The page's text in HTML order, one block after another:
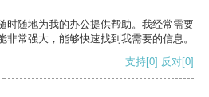
时随地为我的办公提供帮助。我经常需要
常强大，能够快速找到我需要的信息。
支持[0] 反对[0]